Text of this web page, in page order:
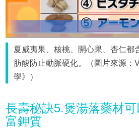
夏威夷果、核桃、開心果、杏仁都
肪酸防止動脈硬化。（圖片來源：
學》）
長壽秘訣5.煲湯落藥材
富鉀質